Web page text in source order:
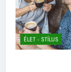
ÉLET - STÍLUS